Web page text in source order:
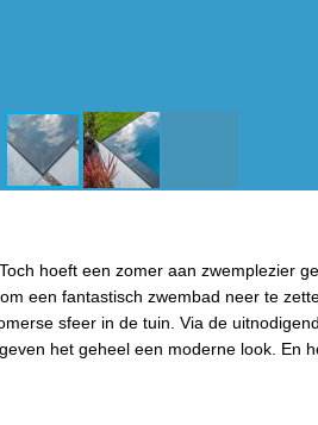
hoeft een zomer aan zwemplezier
een fantastisch zwembad neer te
sfeer in de tuin. Via de
het geheel een moderne look. En